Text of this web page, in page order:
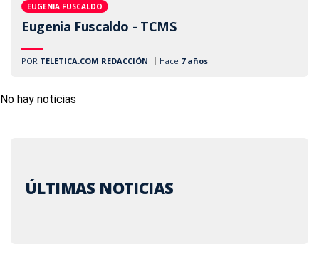
EUGENIA FUSCALDO
Eugenia Fuscaldo - TCMS
Hace 7 años
POR TELETICA.COM REDACCIÓN
No hay noticias
ÚLTIMAS NOTICIAS